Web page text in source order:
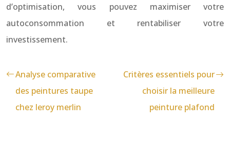
d’optimisation, vous pouvez maximiser votre
autoconsommation et rentabiliser votre
investissement.
Analyse comparative
des peintures taupe
chez leroy merlin
Critères essentiels pour
choisir la meilleure
peinture plafond